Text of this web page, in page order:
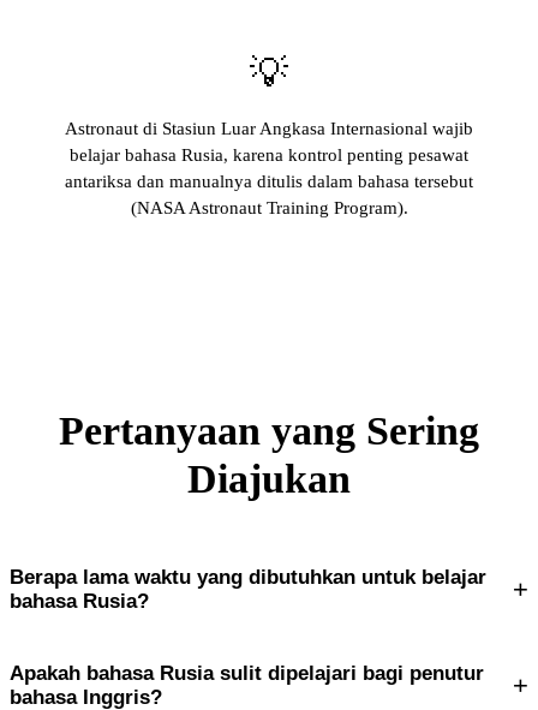
💡
Astronaut di Stasiun Luar Angkasa Internasional wajib
belajar bahasa Rusia, karena kontrol penting pesawat
antariksa dan manualnya ditulis dalam bahasa tersebut
(NASA Astronaut Training Program).
Pertanyaan yang Sering
Diajukan
Berapa lama waktu yang dibutuhkan untuk belajar
bahasa Rusia?
+
Apakah bahasa Rusia sulit dipelajari bagi penutur
bahasa Inggris?
+